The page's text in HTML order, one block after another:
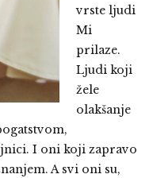
vrste ljudi
Mi
prilaze.
Ljudi koji
žele
olakšanje
I oni koji zapravo
A svi oni su,